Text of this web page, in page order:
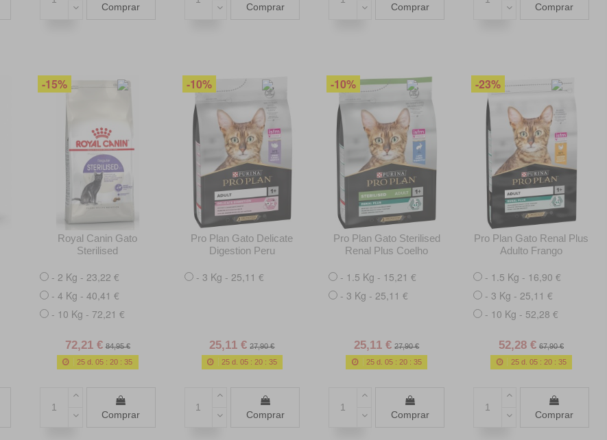
Comprar Comprar Comprar Comprar
-15%
Royal Canin Gato
Sterilised
- 2 Kg - 23,22 €
- 4 Kg - 40,41 €
- 10 Kg - 72,21 €
72,21 € 84,95 €
25 d. 05 :20 :34
Comprar
-10%
Pro Plan Gato Delicate
Digestion Peru
- 3 Kg - 25,11 €
25,11 € 27,90 €
25d. 05: 20: 34
Comprar
-10%
Pro Plan Gato Sterilised
Renal Plus Coelho
- 1.5 Kg - 15,21 €
- 3 Kg - 25,11 €
25,11 € 27,90 €
25d. 05: 20: 34
Comprar
-23%
Pro Plan Gato Renal Plus
Adulto Frango
- 1.5 Kg - 16,90 €
- 3 Kg - 25,11 €
- 10 Kg - 52,28 €
52,28 € 67,90 €
25d. 05: 20: 34
Comprar